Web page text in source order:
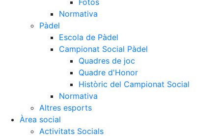
Fotos
Normativa
Pàdel
Escola de Pàdel
Campionat Social Pàdel
Quadres de joc
Quadre d'Honor
Històric del Campionat Social
Normativa
Altres esports
Àrea social
Activitats Socials